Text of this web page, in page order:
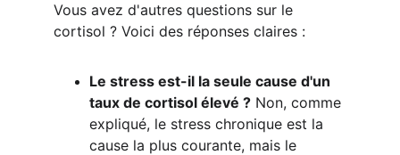
Vous avez d'autres questions sur le
cortisol ? Voici des réponses claires :
Le stress est-il la seule cause d'un
taux de cortisol élevé ? Non, comme
expliqué, le stress chronique est la
cause la plus courante, mais le